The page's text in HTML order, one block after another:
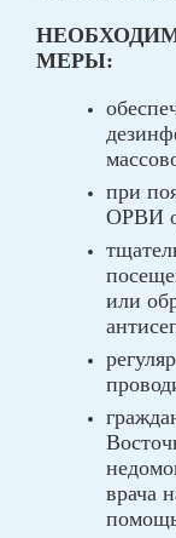
МЕРЫ:
при
ОРВИ
или
врача